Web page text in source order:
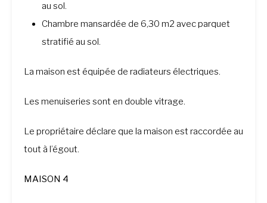
au sol.
Chambre mansardée de 6,30 m2 avec parquet
stratifié au sol.
La maison est équipée de radiateurs électriques.
Les menuiseries sont en double vitrage.
Le propriétaire déclare que la maison est raccordée au
tout à l’égout.
MAISON 4